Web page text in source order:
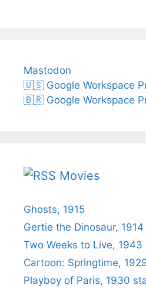
Mastodon
🇺🇸 Google Workspace
🇧🇷 Google Workspace
Movies
Ghosts, 1915
Gertie the Dinosaur, 1914
Two Weeks to Live, 1943
Cartoon: Springtime,
Playboy of Paris, 1930